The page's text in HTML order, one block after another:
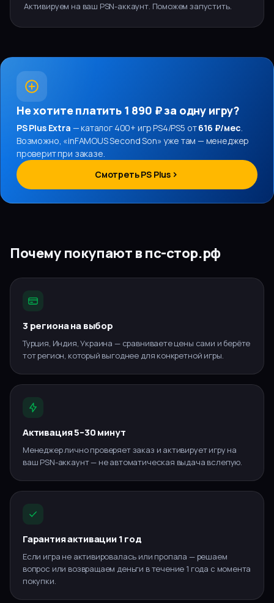
Активируем на ваш PSN-аккаунт. Поможем запустить.
Не хотите платить 1 890 ₽за одну игру?
PS Plus Extra — каталог 400+ игр PS4/PS5 от616 ₽/мес.
Возможно, «inFAMOUS Second Son» уже там — менеджер
проверит при заказе.
Смотреть PS Plus
Почему покупают в пс-стор.рф
3 региона на выбор
Турция, Индия, Украина — сравниваете цены сами и берёте
тот регион, который выгоднее для конкретной игры.
Активация 5–30 минут
Менеджер лично проверяет заказ и активирует игру на
ваш PSN-аккаунт — не автоматическая выдача вслепую.
Гарантия активации 1 год
Если игра не активировалась или пропала — решаем
вопрос или возвращаем деньги в течение 1 года с момента
покупки.